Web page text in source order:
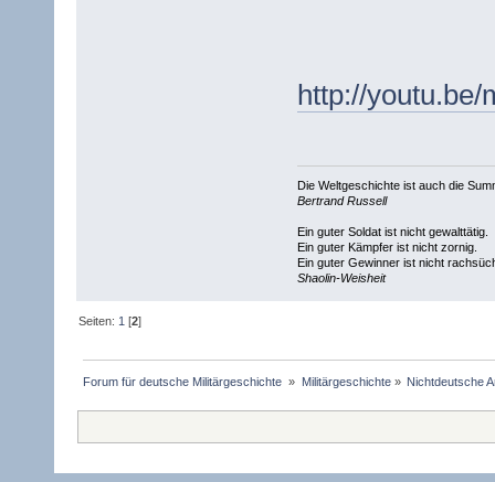
http://youtu.be/
Die Weltgeschichte ist auch die
Bertrand Russell
Ein guter Soldat ist nicht gewalttätig.
Ein guter Kämpfer ist nicht zornig.
Ein guter Gewinner ist nicht
Shaolin-Weisheit
Seiten: 1 [2]
Forum für deutsche Militärgeschichte » Militärgeschichte» Nichtdeutsche